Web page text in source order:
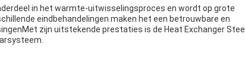
in het warmte-uitwisselingsproces en wordt op grote
eindbehandelingen maken het een betrouwbare en
zijn uitstekende prestaties is de Heat Exchanger Steel